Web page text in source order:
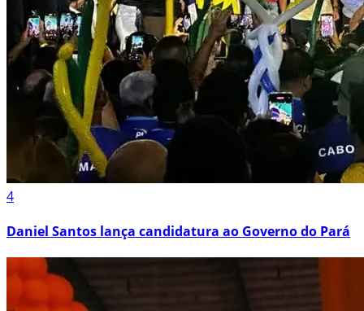
4
Daniel Santos lança candidatura ao Governo do Pará